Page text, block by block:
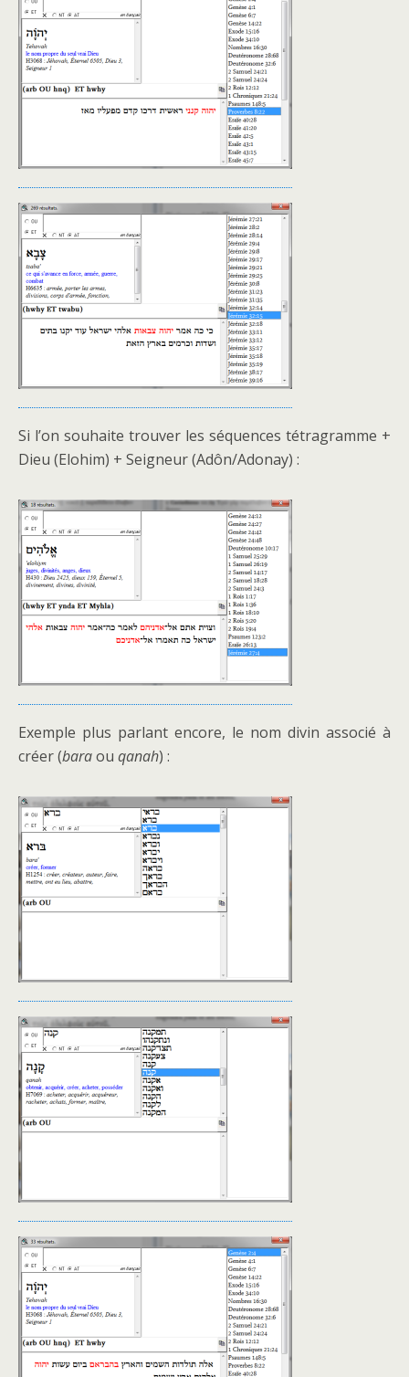
Si l’on souhaite trouver les séquences tétragramme +
Dieu (Elohim) + Seigneur (Adôn/Adonay) :
Exemple plus parlant encore, le nom divin associé à
créer (baraou qanah) :